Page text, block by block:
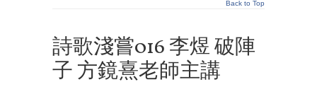
Back to Top
詩歌淺嘗016 李煜 破陣
子 方鏡熹老師主講